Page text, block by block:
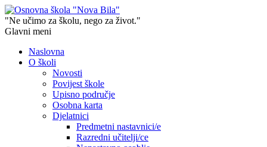
"Ne učimo za školu, nego za život."
Glavni meni
Naslovna
O školi
Novosti
Povijest škole
Upisno područje
Osobna karta
Djelatnici
Predmetni nastavnici/e
Razredni učitelji/ce